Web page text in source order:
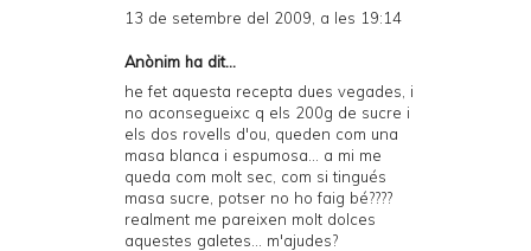
13 de setembre del 2009, a les 19:14
Anònim ha dit...
he fet aquesta recepta dues vegades, i
no aconsegueixc q els 200g de sucre i
els dos rovells d'ou, queden com una
masa blanca i espumosa... a mi me
queda com molt sec, com si tingués
masa sucre, potser no ho faig bé????
realment me pareixen molt dolces
aquestes galetes... m'ajudes?